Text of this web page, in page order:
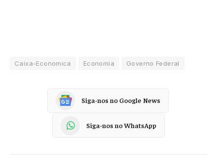
Caixa-Economica Economia Governo Federal
Siga-nos no Google News
Siga-nos no WhatsApp